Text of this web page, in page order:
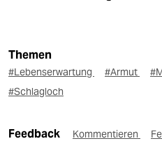
Themen
#Lebenserwartung #Armut
#Schlagloch
Feedback Kommentieren